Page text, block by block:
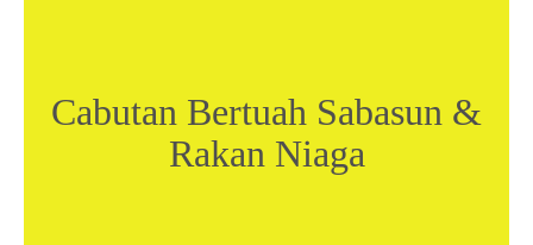
Cabutan Bertuah Sabasun &
Rakan Niaga